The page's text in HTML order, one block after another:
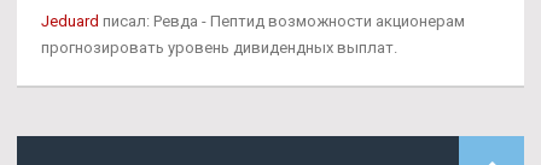
Jeduard писал: Ревда - Пептид возможности акционерам
прогнозировать уровень дивидендных выплат.